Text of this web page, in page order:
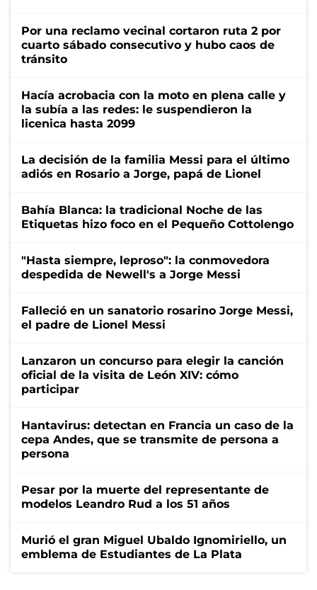
Por una reclamo vecinal cortaron ruta 2 por
cuarto sábado consecutivo y hubo caos de
tránsito
Hacía acrobacia con la moto en plena calle y
la subía a las redes: le suspendieron la
licenica hasta 2099
La decisión de la familia Messi para el último
adiós en Rosario a Jorge, papá de Lionel
Bahía Blanca: la tradicional Noche de las
Etiquetas hizo foco en el Pequeño Cottolengo
"Hasta siempre, leproso": la conmovedora
despedida de Newell's a Jorge Messi
Falleció en un sanatorio rosarino Jorge Messi,
el padre de Lionel Messi
Lanzaron un concurso para elegir la canción
oficial de la visita de León XIV: cómo
participar
Hantavirus: detectan en Francia un caso de la
cepa Andes, que se transmite de persona a
persona
Pesar por la muerte del representante de
modelos Leandro Rud a los 51 años
Murió el gran Miguel Ubaldo Ignomiriello, un
emblema de Estudiantes de La Plata